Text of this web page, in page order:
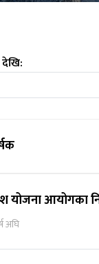
देखि:
योजना आयोगका
अघि